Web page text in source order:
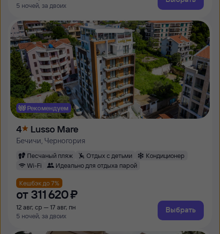
5 ночей, за двоих
Рекомендуем
4 Lusso Mare
Бечичи, Черногория
Песчаный пляж Отдых с детьми
Кондиционер
Wi-Fi
Идеально для отдыха парой
Кешбэк до 7%
от 311 ⁠620 ⁠₽
12 авг, ср — 17 авг, пн
5 ночей, за двоих
Выбрать